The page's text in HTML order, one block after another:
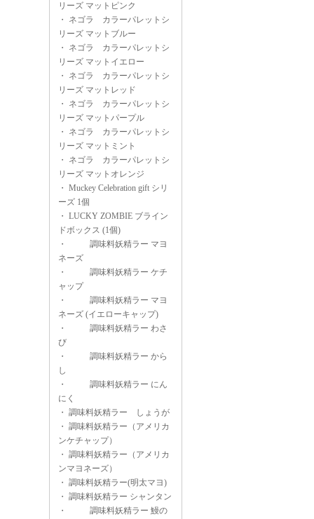
リーズ マットピンク
・ ネゴラ カラーパレットシ
リーズ マットブルー
・ ネゴラ カラーパレットシ
リーズ マットイエロー
・ ネゴラ カラーパレットシ
リーズ マットレッド
・ ネゴラ カラーパレットシ
リーズ マットパープル
・ ネゴラ カラーパレットシ
リーズ マットミント
・ ネゴラ カラーパレットシ
リーズ マットオレンジ
・ Muckey Celebration gift シリ
ーズ 1個
・ LUCKY ZOMBIE ブライン
ドボックス (1個)
・
調味料妖精ラー マヨ
ネーズ
・
調味料妖精ラー ケチ
ャップ
・
調味料妖精ラー マヨ
ネーズ (イエローキャップ)
・
調味料妖精ラー わさ
び
・
調味料妖精ラー から
し
・
調味料妖精ラー にん
にく
・ 調味料妖精ラー しょうが
・ 調味料妖精ラー（アメリカ
ンケチャップ）
・ 調味料妖精ラー（アメリカ
ンマヨネーズ）
・ 調味料妖精ラー(明太マヨ)
・ 調味料妖精ラー シャンタン
・
調味料妖精ラー 鰻の